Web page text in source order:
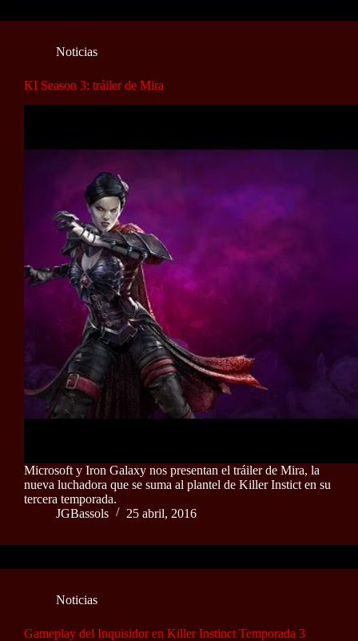
Noticias
KI Season 3: tráiler de Mira
Microsoft y Iron Galaxy nos presentan el tráiler de Mira, la
nueva luchadora que se suma al plantel de Killer Instict en su
tercera temporada.
JGBassols
25 abril, 2016
Noticias
Gameplay del Inquisidor en Killer Instinct Temporada 3